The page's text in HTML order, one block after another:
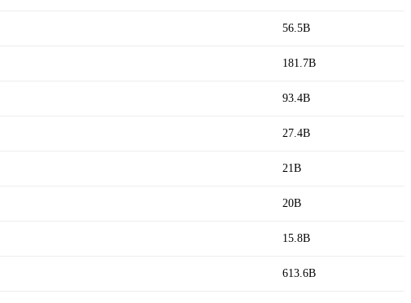
56.5B
181.7B
93.4B
27.4B
21B
20B
15.8B
613.6B